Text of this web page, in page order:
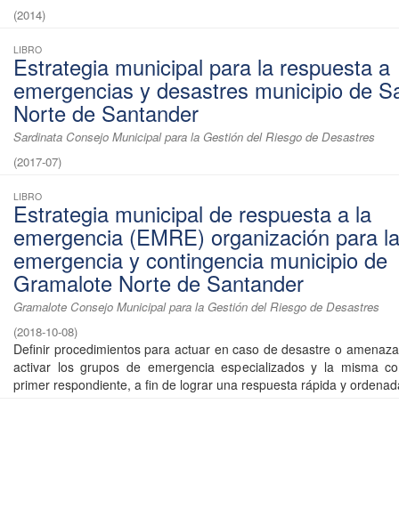
(2014)
LIBRO
Estrategia municipal para la respuesta a
emergencias y desastres municipio de
Norte de Santander
Sardinata Consejo Municipal para la Gestión del Riesgo de Desastres
(2017-07)
LIBRO
Estrategia municipal de respuesta a la
emergencia (EMRE) organización para la
emergencia y contingencia municipio de
Gramalote Norte de Santander
Gramalote Consejo Municipal para la Gestión del Riesgo de Desastres
(2018-10-08)
Definir procedimientos para actuar en caso de desastre o
activar los grupos de emergencia especializados y la misma
primer respondiente, a fin de lograr una respuesta rápida y